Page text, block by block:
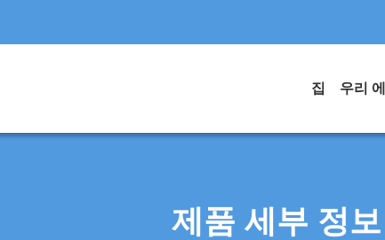
집 우리
제품 세부 정보